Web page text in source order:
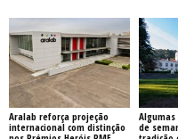
Aralab reforça projeção
internacional com distinção
de